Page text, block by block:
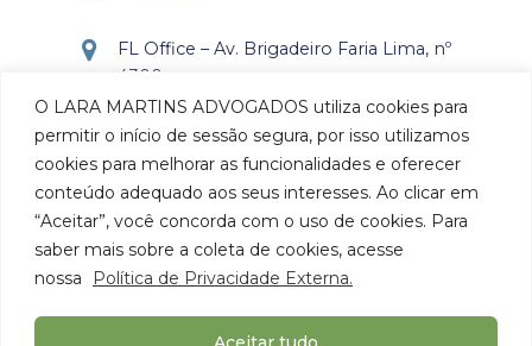
O LARA MARTINS ADVOGADOS utiliza cookies para
permitir o início de sessão segura, por isso utilizamos
cookies para melhorar as funcionalidades e oferecer
conteúdo adequado aos seus interesses. Ao clicar em
“Aceitar”, você concorda com o uso de cookies. Para
saber mais sobre a coleta de cookies, acesse
nossa
Política de Privacidade Externa.
FL Office – Av. Brigadeiro Faria Lima, nº
4300
Torre Office – Sala 804
Itaim Bibi, São Paulo, SP.
CEP: 04.538-132
Como chegar